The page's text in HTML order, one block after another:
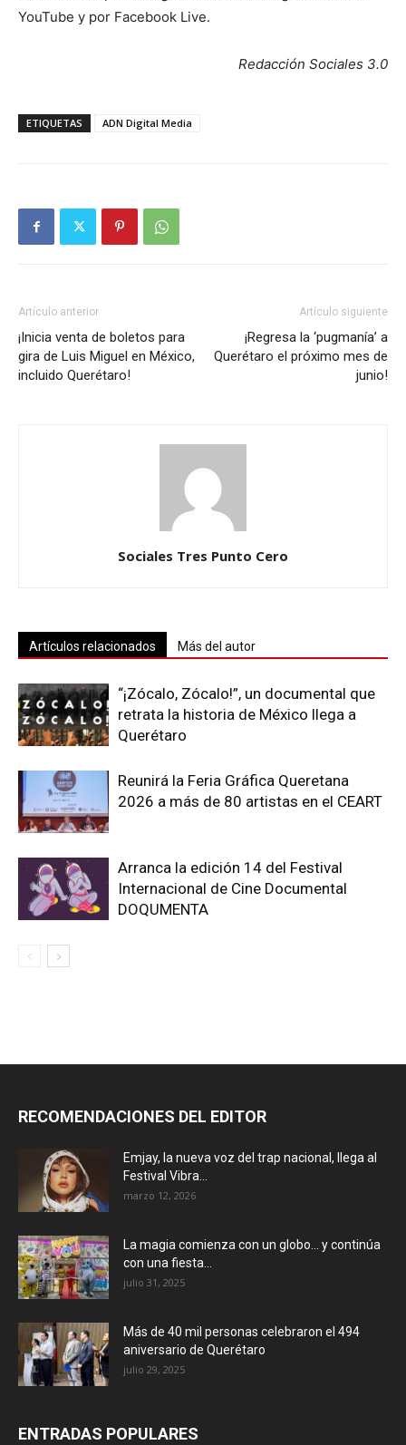
YouTube y por Facebook Live.
Redacción Sociales 3.0
ETIQUETAS ADN Digital Media
Artículo anterior
¡Inicia venta de boletos para
gira de Luis Miguel en México,
incluido Querétaro!
Artículo siguiente
¡Regresa la ‘pugmanía’ a
Querétaro el próximo mes de
junio!
Sociales Tres Punto Cero
Artículos relacionados Más del autor
“¡Zócalo, Zócalo!”, un documental que
retrata la historia de México llega a
Querétaro
Reunirá la Feria Gráfica Queretana
2026 a más de 80 artistas en el CEART
Arranca la edición 14 del Festival
Internacional de Cine Documental
DOQUMENTA
RECOMENDACIONES DEL EDITOR
Emjay, la nueva voz del trap nacional, llega al
Festival Vibra...
marzo 12, 2026
La magia comienza con un globo… y continúa
con una fiesta...
julio 31, 2025
Más de 40 mil personas celebraron el 494
aniversario de Querétaro
julio 29, 2025
ENTRADAS POPULARES